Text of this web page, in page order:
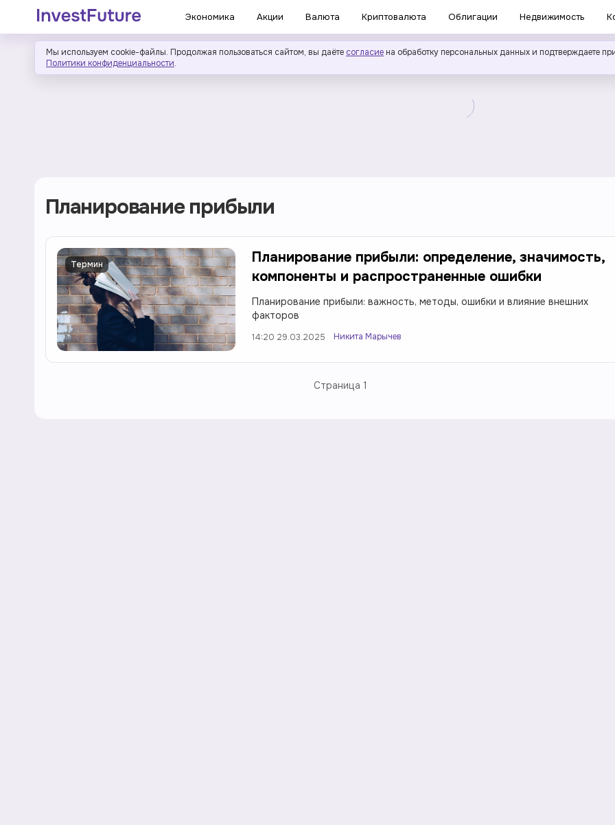
Экономика Акции Валюта Криптовалюта Облигации Недвижимость
Мы используем cookie-файлы. Продолжая пользоваться сайтом, вы даёте согласие на обработку персональных данных и подтверждаете
Политики конфиденциальности.
Планирование прибыли
Термин
Планирование прибыли: определение, значимость,
компоненты и распространенные ошибки
Планирование прибыли: важность, методы, ошибки и влияние внешних
факторов
14:20 29.03.2025 Никита Марычев
Страница 1